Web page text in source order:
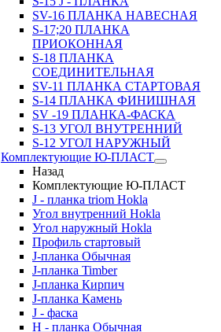
SV-16 ПЛАНКА НАВЕСНАЯ
S-17;20 ПЛАНКА
ПРИОКОННАЯ
S-18 ПЛАНКА
СОЕДИНИТЕЛЬНАЯ
SV-11 ПЛАНКА СТАРТОВАЯ
S-14 ПЛАНКА ФИНИШНАЯ
SV -19 ПЛАНКА-ФАСКА
S-13 УГОЛ ВНУТРЕННИЙ
S-12 УГОЛ НАРУЖНЫЙ
Комплектующие Ю-ПЛАСТ
Назад
Комплектующие Ю-ПЛАСТ
J - планка triom Hokla
Угол внутренний Hokla
Угол наружный Hokla
Профиль стартовый
J-планка Обычная
J-планка Timber
J-планка Кирпич
J-планка Камень
J - фаска
Н - планка Обычная